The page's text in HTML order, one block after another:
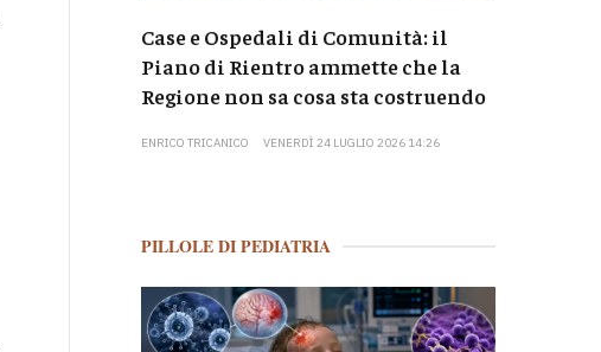
Case e Ospedali di Comunità: il
Piano di Rientro ammette che la
Regione non sa cosa sta costruendo
ENRICO TRICANICO VENERDÌ 24 LUGLIO 2026 14:26
PILLOLE DI PEDIATRIA